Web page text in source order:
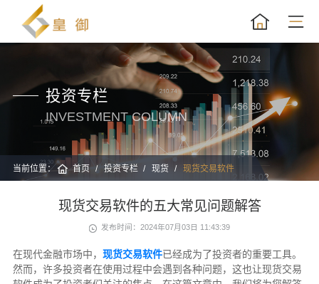
投资专栏
INVESTMENT COLUMN
当前位置： 首页 投资专栏 现货 现货交易软件
现货交易软件的五大常见问题解答
发布时间：2024年07月03日 11:43:39
在现代金融市场中， 现货交易软件已经成为了投资者的重要工具。
然而，许多投资者在使用过程中会遇到各种问题，这也让现货交易